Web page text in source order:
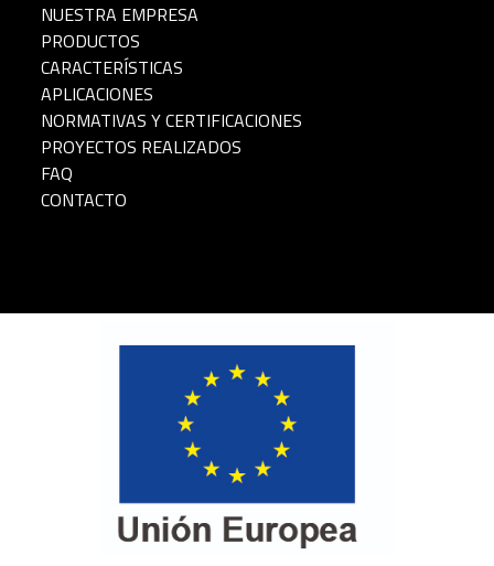
NUESTRA EMPRESA
PRODUCTOS
CARACTERÍSTICAS
APLICACIONES
NORMATIVAS Y CERTIFICACIONES
PROYECTOS REALIZADOS
FAQ
CONTACTO